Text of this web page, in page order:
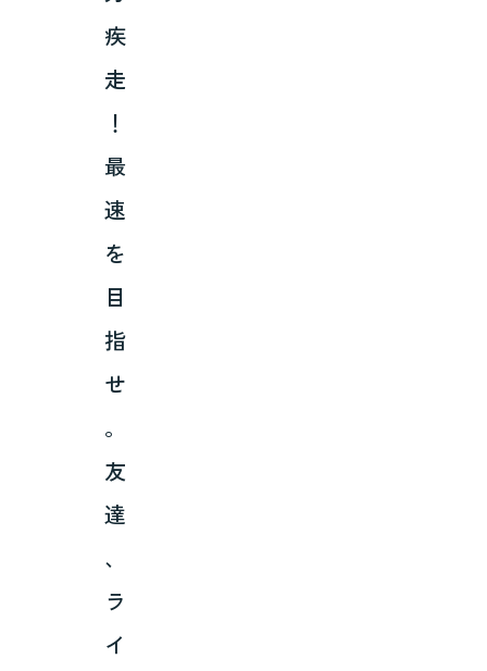
疾
走
！
最
速
を
目
指
せ
。
友
達
、
ラ
イ